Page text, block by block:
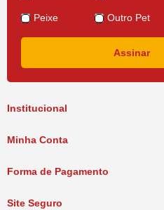
Institucional
Política de Pagamento
Política de Entrega
Minha Conta
Forma de Pagamento
Site Seguro
Peixe Outro Pet